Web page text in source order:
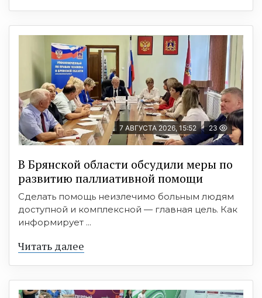
7 АВГУСТА 2026, 15:52 23
В Брянской области обсудили меры по
развитию паллиативной помощи
Сделать помощь неизлечимо больным людям
доступной и комплексной — главная цель. Как
информирует ...
Читать далее